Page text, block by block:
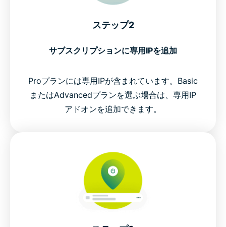
ステップ2
サブスクリプションに専用IPを追加
Proプランには専用IPが含まれています。Basic
またはAdvancedプランを選ぶ場合は、専用IP
アドオンを追加できます。